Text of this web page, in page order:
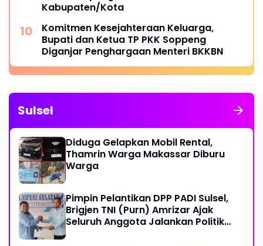
Kabupaten/Kota
Komitmen Kesejahteraan Keluarga,
Bupati dan Ketua TP PKK Soppeng
Diganjar Penghargaan Menteri BKKBN
Sulsel
Diduga Gelapkan Mobil Rental,
Thamrin Warga Makassar Diburu
Warga
Pimpin Pelantikan DPP PADI Sulsel,
Brigjen TNI (Purn) Amrizar Ajak
Seluruh Anggota Jalankan Politik